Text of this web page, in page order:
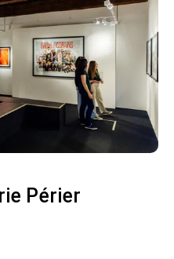
Périer